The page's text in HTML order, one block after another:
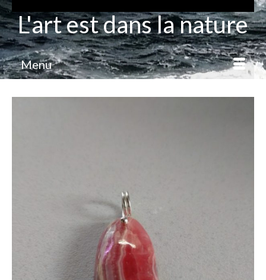
L'art est dans la nature
Menu